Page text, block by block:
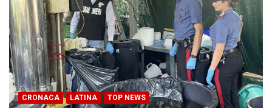
CRONACA LATINA TOP NEWS